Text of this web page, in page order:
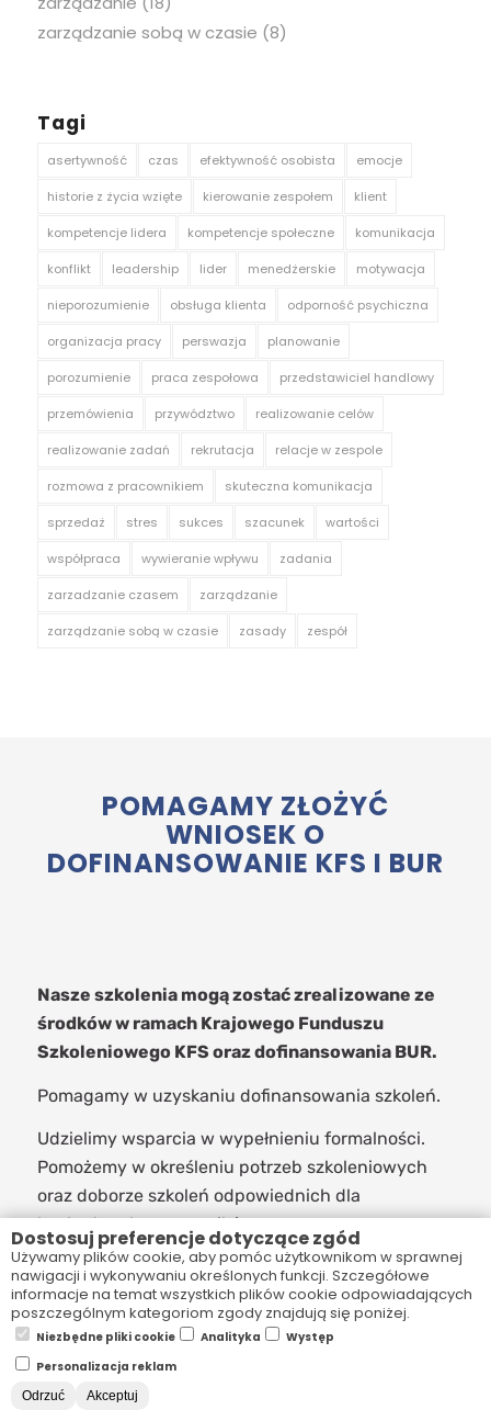
zarządzanie sobą w czasie (8)
Tagi
asertywność czas efektywność osobista emocje
historie z życia wzięte kierowanie zespołem klient
kompetencje lidera kompetencje społeczne komunikacja
konflikt leadership lider menedżerskie motywacja
nieporozumienie obsługa klienta odporność psychiczna
organizacja pracy perswazja planowanie
porozumienie praca zespołowa przedstawiciel handlowy
przemówienia przywództwo realizowanie celów
realizowanie zadań rekrutacja relacje w zespole
rozmowa z pracownikiem skuteczna komunikacja
sprzedaż stres sukces szacunek wartości
współpraca wywieranie wpływu zadania
zarzadzanie czasem zarządzanie
zarządzanie sobą w czasie zasady zespół
POMAGAMY ZŁOŻYĆ
WNIOSEK O
DOFINANSOWANIE KFS I BUR
Nasze szkolenia mogą zostać zrealizowane ze
środków w ramach Krajowego Funduszu
Szkoleniowego KFS oraz dofinansowania BUR.
Pomagamy w uzyskaniu dofinansowania szkoleń.
Udzielimy wsparcia w wypełnieniu formalności.
Pomożemy w określeniu potrzeb szkoleniowych
oraz doborze szkoleń odpowiednich dla
konkretnych pracowników.
DOWIEDZ SIĘ WIĘCEJ
Dostosuj preferencje dotyczące zgód
Używamy plików cookie, aby pomóc użytkownikom w sprawnej
nawigacji i wykonywaniu określonych funkcji. Szczegółowe
informacje na temat wszystkich plików cookie odpowiadających
poszczególnym kategoriom zgody znajdują się poniżej.
Niezbędne pliki cookie Analityka
Występ
Personalizacja reklam
Odrzuć Akceptuj